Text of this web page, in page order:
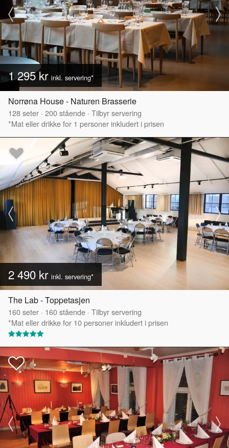
1 295 kr inkl. servering*
Norrøna House - Naturen Brasserie
128seter · 200stående · Tilbyr servering
*Mat eller drikke for 1 personer inkludert i prisen
2 490 kr inkl. servering*
The Lab - Toppetasjen
160seter · 160stående · Tilbyr servering
*Mat eller drikke for 10 personer inkludert i prisen